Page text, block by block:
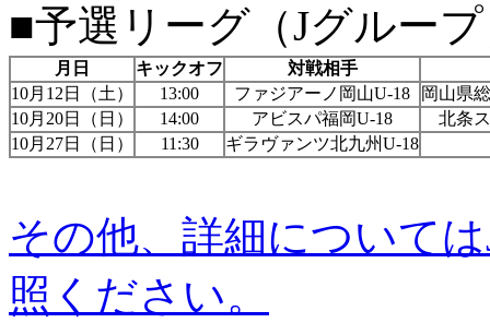
■予選リーグ（Jグルー
月日 キックオフ
対戦相手
10月12日（土）
13:00 ファジアーノ岡山U-18
岡山県
10月20日（日）
14:00 アビスパ福岡U-18
北条
10月27日（日）
11:30 ギラヴァンツ北九州U-18
その他、詳細について
照ください。